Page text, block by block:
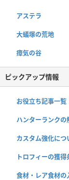
アステラ
大蟻塚の荒地
瘴気の谷
ピックアップ情報
お役立ち記事一覧
ハンターランクの
カスタム強化につ
トロフィーの獲得
食材・レア食材の